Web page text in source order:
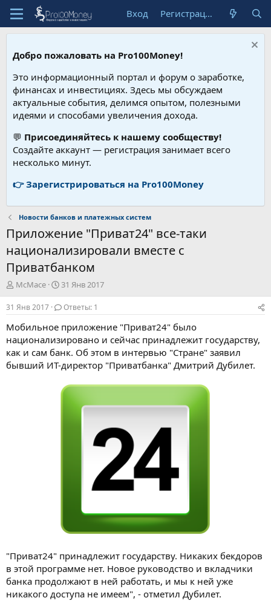
Вход Регистрация
Добро пожаловать на Pro100Money!
Это информационный портал и форум о заработке,
финансах и инвестициях. Здесь мы обсуждаем
актуальные события, делимся опытом, полезными
идеями и способами увеличения дохода.
💬 Присоединяйтесь к нашему сообществу!
Создайте аккаунт — регистрация занимает всего
несколько минут.
👉 Зарегистрироваться на Pro100Money
Новости банков и платежных систем
Приложение "Приват24" все-таки
национализировали вместе с
Приватбанком
А
в
т
о
р
т
е
ы
McMace
Д
а
т
а
н
а
ч
л
31 Янв 2017
31 Янв 2017 Ответы: 1
Мобильное приложение "Приват24" было
национализировано и сейчас принадлежит государству,
как и сам банк. Об этом в интервью "Стране" заявил
бывший ИТ-директор "Приватбанка" Дмитрий Дубилет.
"Приват24" принадлежит государству. Никаких бекдоров
в этой программе нет. Новое руководство и вкладчики
банка продолжают в ней работать, и мы к ней уже
никакого доступа не имеем", - отметил Дубилет.